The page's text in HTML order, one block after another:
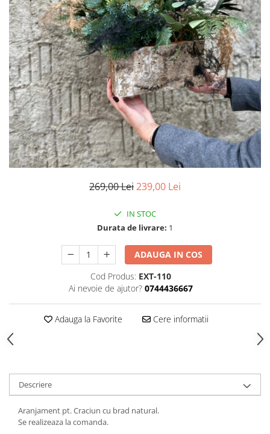
Pachete marturii
Pungi si cutii prajituri
Sticle si borcane
Cutii flori de hartie
Cutii flori de sapun
Cutii flori mixte
Cutii LUX
Aranjamente tematice
2025 Craciun
1 Martie
2020 Craciun si Anul Nou
2021 Crăciun
2022 Crăciun
Buchete extravagante
HOME & OFFICE Deco
269,00 Lei239,00 Lei
IN STOC
Durata de livrare: 1
ADAUGA IN COS
Cod Produs: EXT-110
Ai nevoie de ajutor? 0744436667
Adauga la Favorite Cere informatii
Descriere
Aranjament pt. Craciun cu brad natural.
Se realizeaza la comanda.